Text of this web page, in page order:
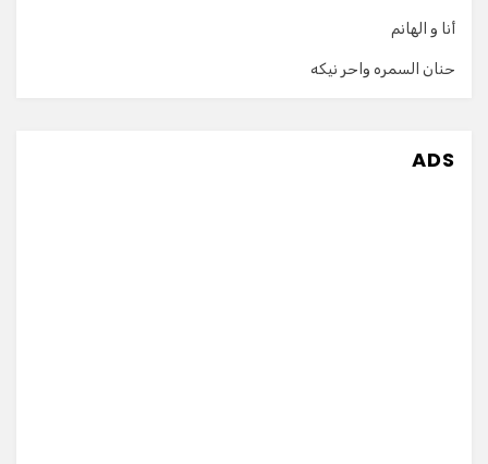
أنا و الهانم
حنان السمره واحر نيكه
ADS